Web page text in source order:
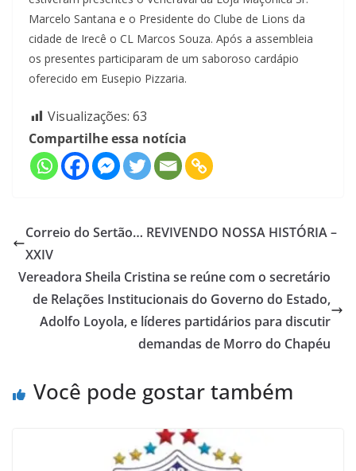
Marcelo Santana e o Presidente do Clube de Lions da
cidade de Irecê o CL Marcos Souza. Após a assembleia
os presentes participaram de um saboroso cardápio
oferecido em Eusepio Pizzaria.
Visualizações: 63
Compartilhe essa notícia
Correio do Sertão… REVIVENDO NOSSA HISTÓRIA –
XXIV
Vereadora Sheila Cristina se reúne com o secretário
de Relações Institucionais do Governo do Estado,
Adolfo Loyola, e líderes partidários para discutir
demandas de Morro do Chapéu
Você pode gostar também